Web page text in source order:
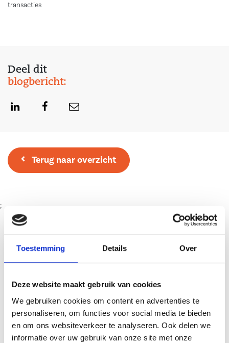
Toestemming Details Over
Deze website maakt gebruik van cookies
We gebruiken cookies om content en advertenties te
personaliseren, om functies voor social media te bieden
en om ons websiteverkeer te analyseren. Ook delen we
informatie over uw gebruik van onze site met onze
transacties
Terug naar overzicht
Deel dit
blogbericht:
;
Vergelijkbare
berichten